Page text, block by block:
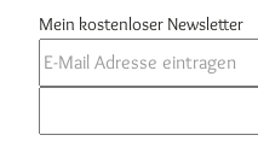
Mein kostenloser Newsletter